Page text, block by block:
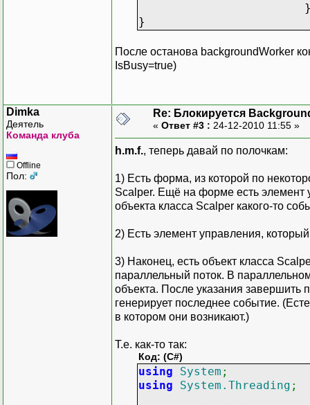
}
После останова backgroundWorker
IsBusy=true)
Dimka
Деятель
Команда клуба
Offline
Пол:
Re: Блокируется
« Ответ #3 : 24-12-2010 11:55 »
h.m.f., теперь давай по полочкам:
1) Есть форма, из которой по
Scalper. Ещё на форме есть элемент
объекта класса Scalper какого-то
2) Есть элемент управления,
3) Наконец, есть объект класса
параллельный поток. В
объекта. После указания завершить
генерирует последнее событие.
в котором они возникают.)
Т.е. как-то так:
Код: (C#)
using System ;
using
System.Threading ;